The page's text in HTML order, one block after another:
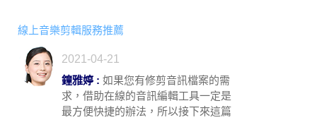
線上音樂剪輯服務推薦
2021-04-21
鐘雅婷 : 如果您有修剪音訊檔案的需
求，借助在線的音訊編輯工具一定是
最方便快捷的辦法，所以接下來這篇